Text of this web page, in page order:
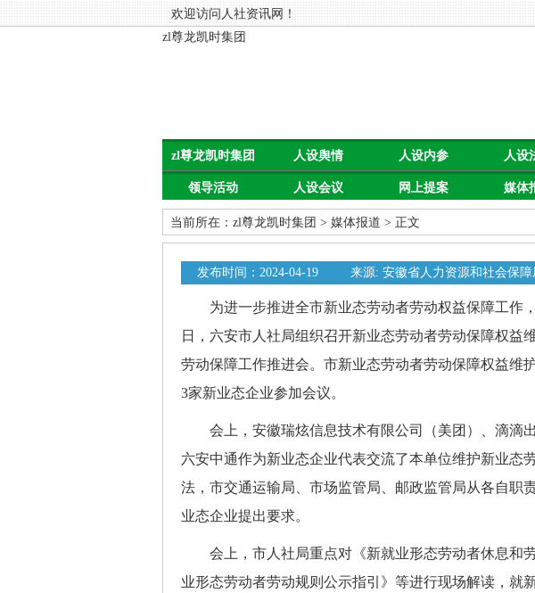
欢迎访问人社资讯网！
zl尊龙凯时集团
zl尊龙凯时集团 人设舆情 人设内参 人设
领导活动 人设会议 网上提案 媒体
当前所在： zl尊龙凯时集团 > 媒体报道 > 正文
发布时间：2024-04-19 来源: 安徽省人力资源和社会保障
为进一步推进全市新业态劳动者劳动权益保障工作
日，六安市人社局组织召开新业态劳动者劳动保障权益
劳动保障工作推进会。市新业态劳动者劳动保障权益维
3家新业态企业参加会议。
会上，安徽瑞炫信息技术有限公司（美团）、滴滴出
六安中通作为新业态企业代表交流了本单位维护新业态
法，市交通运输局、市场监管局、邮政监管局从各自职
业态企业提出要求。
会上，市人社局重点对《新就业形态劳动者休息和
业形态劳动者劳动规则公示指引》等进行现场解读，就